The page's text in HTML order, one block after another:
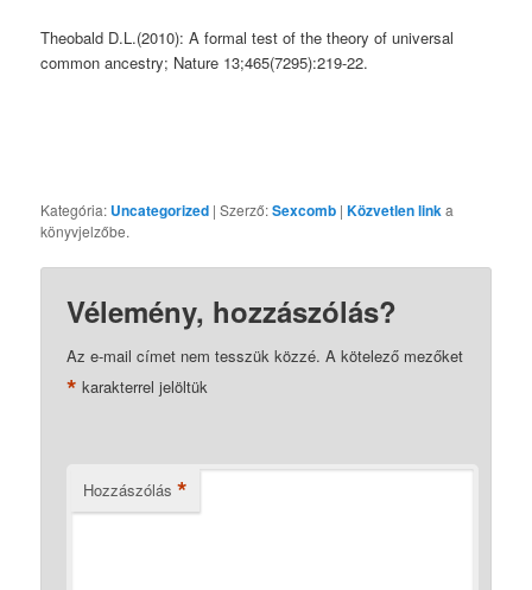
Theobald D.L.(2010): A formal test of the theory of universal
common ancestry; Nature 13;465(7295):219-22.
Kategória: Uncategorized | Szerző:Sexcomb |Közvetlen linka
könyvjelzőbe.
Vélemény, hozzászólás?
Az e-mail címet nem tesszük közzé. A kötelező mezőket
* karakterrel jelöltük
Hozzászólás *